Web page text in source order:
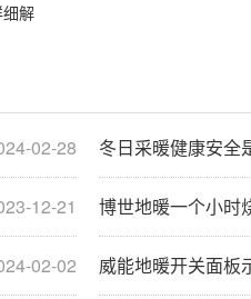
解
02-28 冬日采暖健康安全是
12-21 博世地暖一个小时烧
02-02 威能地暖开关面板示